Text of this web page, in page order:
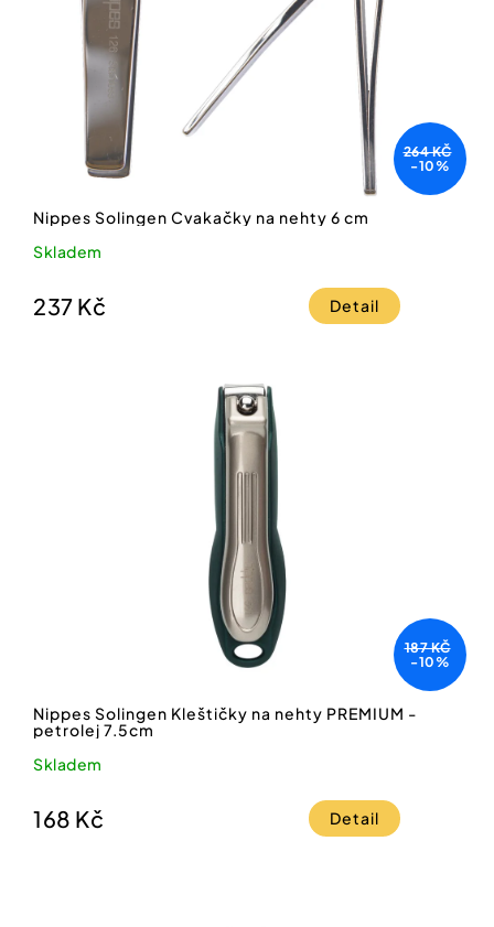
264 KČ
-10%
Nippes Solingen Cvakačky na nehty 6 cm
Skladem
237 Kč Detail
187 KČ
-10%
Nippes Solingen Kleštičky na nehty PREMIUM -
petrolej 7.5cm
Skladem
168 Kč Detail